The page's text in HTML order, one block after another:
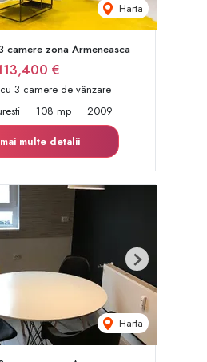
Harta
camere zona Armeneasca
€
3 camere de vânzare
108 mp
2009
multe detalii
Harta
Next